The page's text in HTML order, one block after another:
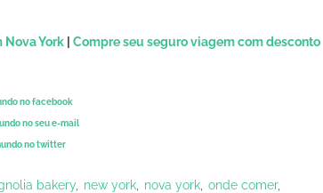
Nova York Compre seu seguro viagem com desconto
no facebook
no seu e-mail
no twitter
bakery new york nova york onde comer